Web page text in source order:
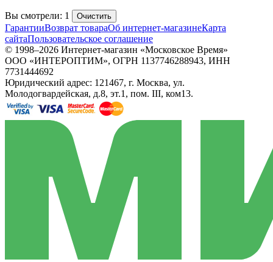
Вы смотрели: 1 Очистить
ГарантииВозврат товараОб интернет-магазинеКарта
сайтаПользовательское соглашение
© 1998–2026 Интернет-магазин «Московское Время»
ООО «ИНТЕРОПТИМ», ОГРН 1137746288943, ИНН
7731444692
Юридический адрес: 121467, г. Москва, ул.
Молодогвардейская, д.8, эт.1, пом. III, ком13.